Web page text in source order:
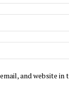
email, and website